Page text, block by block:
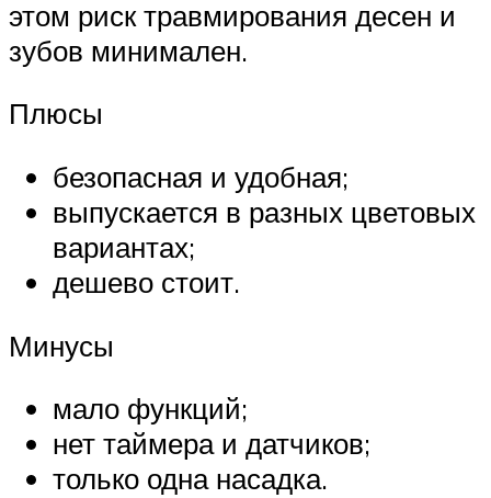
этом риск травмирования десен и
зубов минимален.
Плюсы
безопасная и удобная;
выпускается в разных цветовых
вариантах;
дешево стоит.
Минусы
мало функций;
нет таймера и датчиков;
только одна насадка.